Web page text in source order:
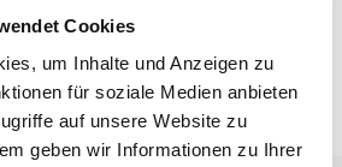
Cookies
um Inhalte und Anzeigen zu
für soziale Medien anbieten
auf unsere Website zu
geben wir Informationen zu Ihrer
finden Sie im
Buchungsformular.